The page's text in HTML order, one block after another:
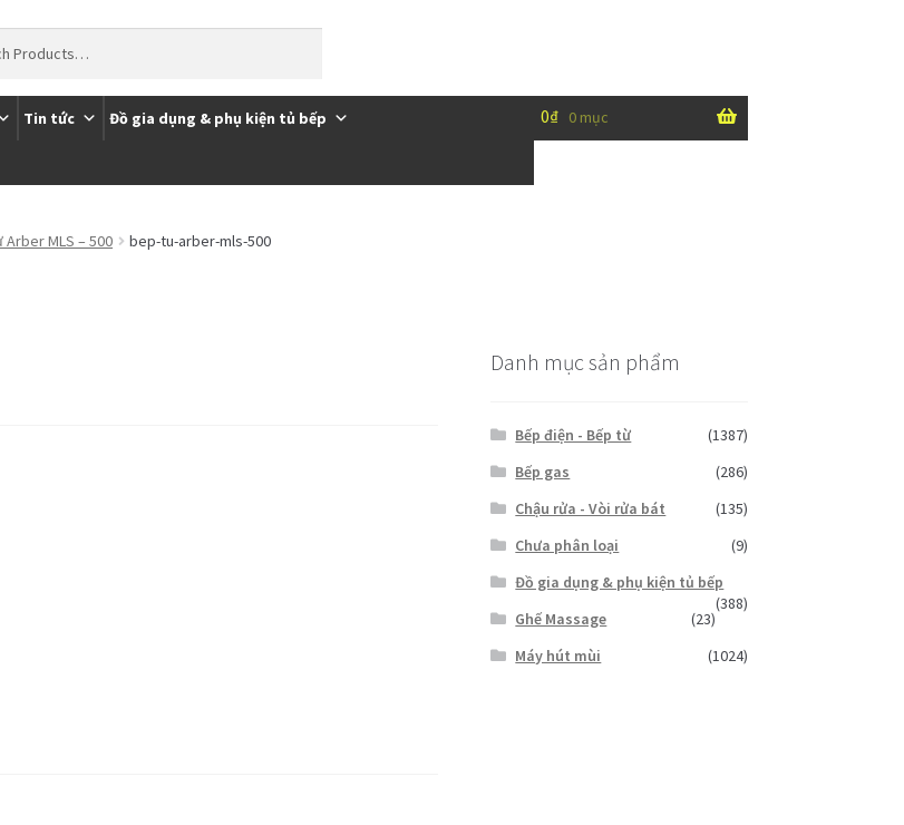
Tin tức Đồ gia dụng & phụ kiện tủ bếp 0₫ 0 mục
Arber MLS – 500 bep-tu-arber-mls-500
Danh mục sản phẩm
Bếp điện - Bếp từ
(1387)
Bếp gas
(286)
Chậu rửa - Vòi rửa bát
(135)
Chưa phân loại
(9)
Đồ gia dụng & phụ kiện tủ bếp
(388)
Ghế Massage
(23)
Máy hút mùi
(1024)